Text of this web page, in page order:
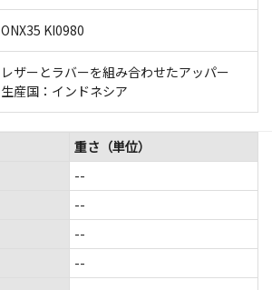
ONX35 KI0980
レザーとラバーを組み合わせたアッパー
生産国：インドネシア
重さ（単位）
--
--
--
--